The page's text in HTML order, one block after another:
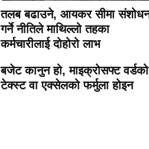
तलब बढाउने, आयकर सीमा
गर्ने नीतिले माथिल्लो तहका
कर्मचारीलाई दोहोरो लाभ
बजेट कानुन हो, माइक्रोसफ्ट वर्डको
टेक्स्ट वा एक्सेलको फर्मुला होइन